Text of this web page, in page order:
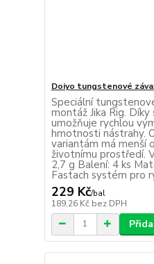
Doiyo tungstenové
Speciální
montáž Jika Rig.
umožňuje rychlou
hmotnosti nástrahy.
variantám má menší
životnímu prostředí.
2,7 g Balení: 4 ks
Fastach systém pro
229 Kč/bal
189,26 Kč bez DPH